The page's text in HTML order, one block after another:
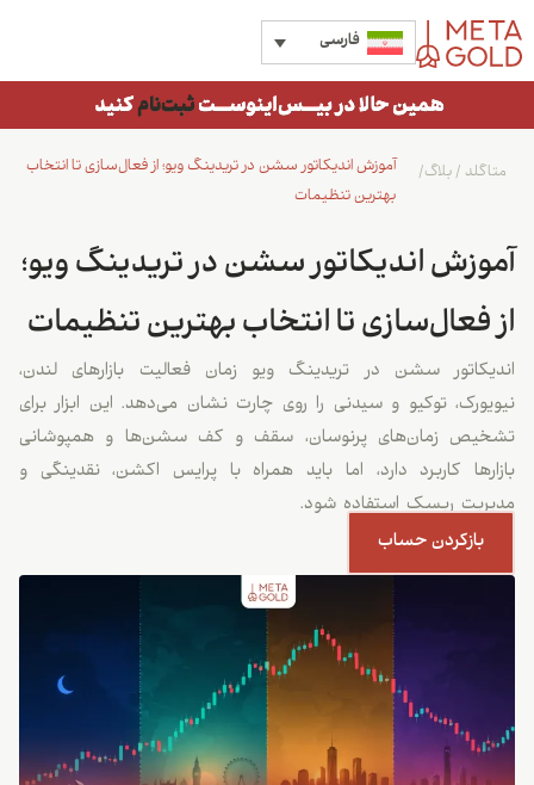
فارسی
آموزش اندیکاتور سشن در تریدینگ ویو؛ از فعال‌سازی تا انتخاب
بهترین تنظیمات
متاگلد /بلاگ/
آموزش اندیکاتور سشن در تریدینگ ویو؛
از فعال‌سازی تا انتخاب بهترین تنظیمات
اندیکاتور سشن در تریدینگ ویو زمان فعالیت بازارهای لندن،
نیویورک، توکیو و سیدنی را روی چارت نشان می‌دهد. این ابزار برای
تشخیص زمان‌های پرنوسان، سقف و کف سشن‌ها و همپوشانی
بازارها کاربرد دارد، اما باید همراه با پرایس اکشن، نقدینگی و
مدیریت ریسک استفاده شود.
بازکردن حساب